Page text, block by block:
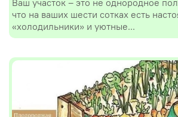
что на ваших шести сотках есть
«холодильники» и уютные...